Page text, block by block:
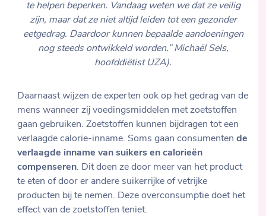
te helpen beperken. Vandaag weten we dat ze veilig
zijn, maar dat ze niet altijd leiden tot een gezonder
eetgedrag. Daardoor kunnen bepaalde aandoeningen
nog steeds ontwikkeld worden.”Michaël Sels,
hoofddiëtist UZA).
Daarnaast wijzen de experten ook op het gedrag van de
mens wanneer zij voedingsmiddelen met zoetstoffen
gaan gebruiken. Zoetstoffen kunnen bijdragen tot een
verlaagde calorie-inname. Soms gaan consumentende
verlaagde inname van suikers en calorieën
compenseren. Dit doen ze door meer van het product
te eten of door er andere suikerrijke of vetrijke
producten bij te nemen. Deze overconsumptie doet het
effect van de zoetstoffen teniet.